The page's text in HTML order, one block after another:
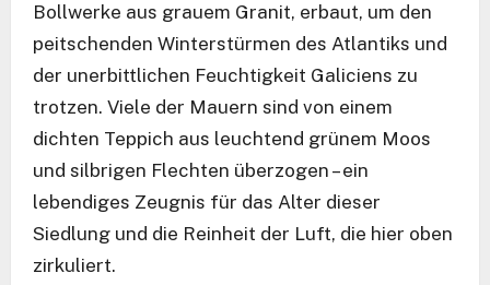
Bollwerke aus grauem Granit, erbaut, um den
peitschenden Winterstürmen des Atlantiks und
der unerbittlichen Feuchtigkeit Galiciens zu
trotzen. Viele der Mauern sind von einem
dichten Teppich aus leuchtend grünem Moos
und silbrigen Flechten überzogen – ein
lebendiges Zeugnis für das Alter dieser
Siedlung und die Reinheit der Luft, die hier oben
zirkuliert.